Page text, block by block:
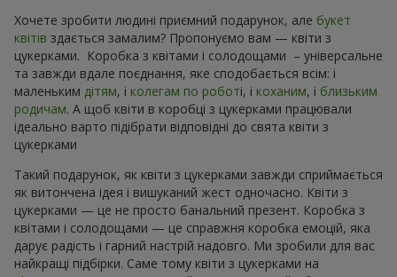
Хочете зробити людині приємний подарунок, але букет
квітів здається замалим? Пропонуємо вам — квіти з
цукерками. Коробка з квітами і солодощами – універсальне
та завжди вдале поєднання, яке сподобається всім: і
маленьким дітям, і колегам по роботі, і коханим, і близьким
родичам. А щоб квіти в коробці з цукерками працювали
ідеально варто підібрати відповідні до свята квіти з
цукерками
Такий подарунок, як квіти з цукерками завжди сприймається
як витончена ідея і вишуканий жест одночасно. Квіти з
цукерками — це не просто банальний презент. Коробка з
квітами і солодощами — це справжня коробка емоцій, яка
дарує радість і гарний настрій надовго. Ми зробили для вас
найкращі підбірки. Саме тому квіти з цукерками на